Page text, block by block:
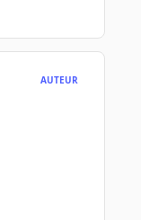
AUTEUR